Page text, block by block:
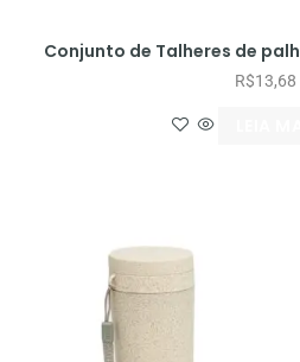
Conjunto de Talheres de
R$13,68